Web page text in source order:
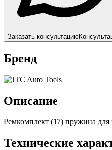
Заказать консультацию
Бренд
Описание
Ремкомплект (17) пружина для
Технические